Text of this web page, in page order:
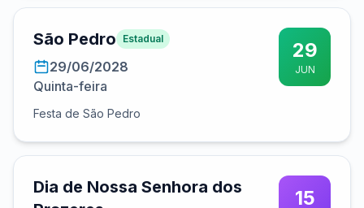
São Pedro Estadual
29/06/2028
Quinta-feira
Festa de São Pedro
29
JUN
Dia de Nossa Senhora dos
15